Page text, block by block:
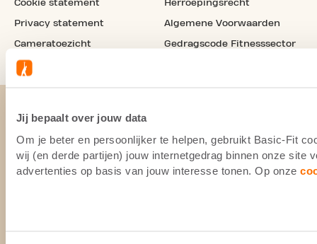
Jij bepaalt over jouw data
Om je beter en persoonlijker te helpen, gebruikt Basic-Fit
wij (en derde partijen) jouw internetgedrag binnen onze site
advertenties op basis van jouw interesse tonen. Op onze
Cookie statement
Privacy statement
Cameratoezicht
Herroepingsrecht
Algemene Voorwaarden
Gedragscode Fitnesssector